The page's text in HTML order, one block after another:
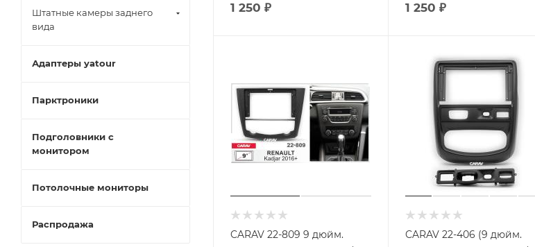
1 250 ₽ 1 250 ₽
CARAV 22-809 9 дюйм.
CARAV 22-406 (9 дюйм.
Штатные камеры заднего
вида
Адаптеры yatour
Парктроники
Подголовники с
монитором
Потолочные мониторы
Распродажа